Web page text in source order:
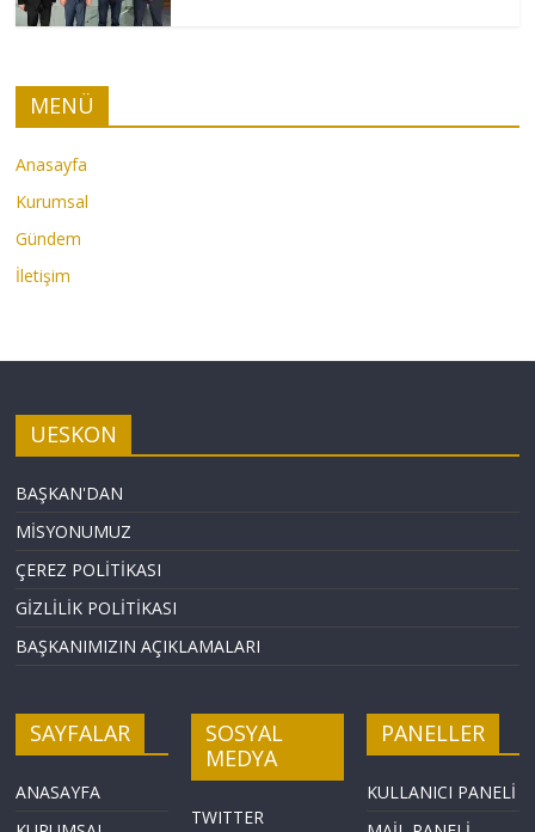
MENÜ
Anasayfa
Kurumsal
Gündem
İletişim
UESKON
BAŞKAN'DAN
MİSYONUMUZ
ÇEREZ POLİTİKASI
GİZLİLİK POLİTİKASI
BAŞKANIMIZIN AÇIKLAMALARI
SAYFALAR
ANASAYFA
SOSYAL
MEDYA
TWITTER
PANELLER
KULLANICI PANELİ